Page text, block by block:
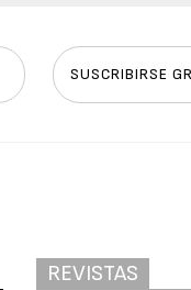
SUSCRIBIRSE
REVISTAS